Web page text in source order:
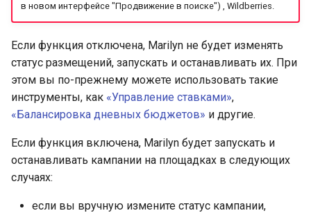
в новом интерфейсе "Продвижение в поиске") , Wildberries.
Если функция отключена, Marilyn не будет изменять
статус размещений, запускать и останавливать их. При
этом вы по-прежнему можете использовать такие
инструменты, как «Управление ставками»,
«Балансировка дневных бюджетов» и другие.
Если функция включена, Marilyn будет запускать и
останавливать кампании на площадках в следующих
случаях:
если вы вручную измените статус кампании,